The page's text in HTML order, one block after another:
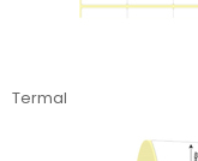
Termal